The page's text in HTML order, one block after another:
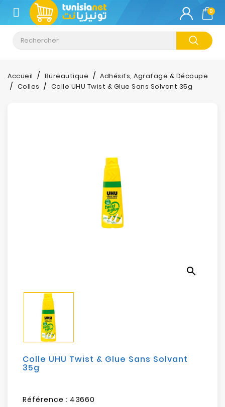
CATÉGORIE
Climatisation
Informatique
Sécurité
Mobilités
0
Accueil Bureautique
Adhésifs, Agrafage & Découpe
Colles
Colle UHU Twist & Glue Sans Solvant 35g
search
Colle UHU Twist & Glue Sans Solvant
35g
Référence : 43660